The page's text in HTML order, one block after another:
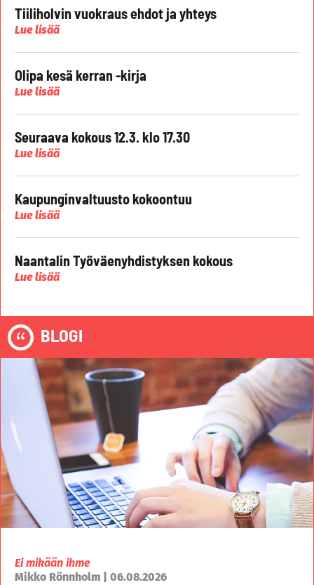
Tiiliholvin vuokraus ehdot ja yhteys
Lue lisää
Olipa kesä kerran -kirja
Lue lisää
Seuraava kokous 12.3. klo 17.30
Lue lisää
Kaupunginvaltuusto kokoontuu
Lue lisää
Naantalin Työväenyhdistyksen kokous
Lue lisää
BLOGI
Ei mikään ihme
Mikko Rönnholm | 06.08.2026